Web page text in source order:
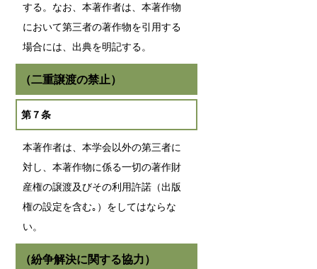
する。なお、本著作者は、本著作物
において第三者の著作物を引用する
場合には、出典を明記する。
（二重譲渡の禁止）
第７条
本著作者は、本学会以外の第三者に
対し、本著作物に係る一切の著作財
産権の譲渡及びその利用許諾（出版
権の設定を含む｡）をしてはならな
い。
（紛争解決に関する協力）